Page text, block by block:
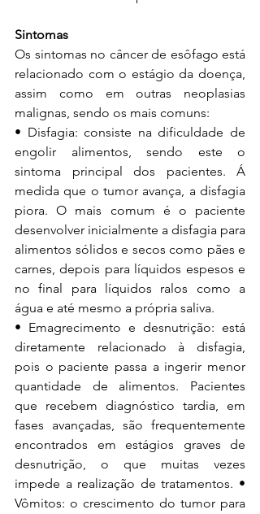
Sintomas
Os sintomas no câncer de esôfago está
relacionado com o estágio da doença,
assim como em outras neoplasias
malignas, sendo os mais comuns:
• Disfagia: consiste na dificuldade de
engolir alimentos, sendo este o
sintoma principal dos pacientes. Á
medida que o tumor avança, a disfagia
piora. O mais comum é o paciente
desenvolver inicialmente a disfagia para
alimentos sólidos e secos como pães e
carnes, depois para líquidos espesos e
no final para líquidos ralos como a
água e até mesmo a própria saliva.
• Emagrecimento e desnutrição: está
diretamente relacionado à disfagia,
pois o paciente passa a ingerir menor
quantidade de alimentos. Pacientes
que recebem diagnóstico tardia, em
fases avançadas, são frequentemente
encontrados em estágios graves de
desnutrição, o que muitas vezes
impede a realização de tratamentos. •
Vômitos: o crescimento do tumor para